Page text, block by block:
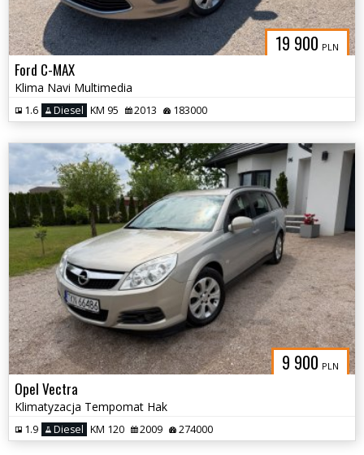
19 900 PLN
Ford C-MAX
Klima Navi Multimedia
1.6 Diesel KM 95 2013 183000
9 900 PLN
Opel Vectra
Klimatyzacja Tempomat Hak
1.9 Diesel KM 120 2009 274000